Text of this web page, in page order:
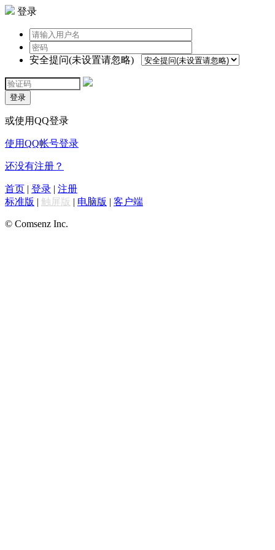
登录
安全提问(未设置请忽略)
登录
或使用QQ登录
使用QQ帐号登录
还没有注册？
首页 | 登录 | 注册
标准版 | 触屏版 | 电脑版 | 客户端
© Comsenz Inc.